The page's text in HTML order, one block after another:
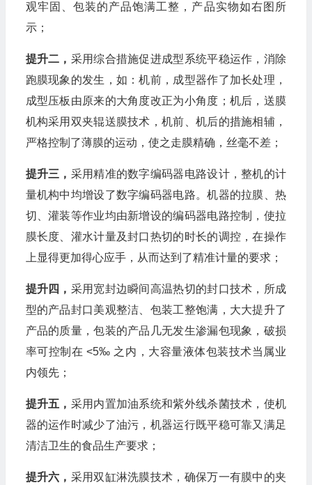
观牢固、包装的产品饱满工整，产品实物如右图所
示；
提升二， 采用综合措施促进成型系统平稳运作，消除
跑膜现象的发生，如：机前，成型器作了加长处理，
成型压板由原来的大角度改正为小角度；机后，送膜
机构采用双夹辊送膜技术，机前、机后的措施相辅，
严格控制了薄膜的运动，使之走膜精确，丝毫不差；
提升三， 采用精准的数字编码器电路设计，整机的计
量机构中均增设了数字编码器电路。机器的拉膜、热
切、灌装等作业均由新增设的编码器电路控制，使拉
膜长度、灌水计量及封口热切的时长的调控，在操作
上显得更加得心应手，从而达到了精准计量的要求；
提升四， 采用宽封边瞬间高温热切的封口技术，所成
型的产品封口美观整洁、包装工整饱满，大大提升了
产品的质量，包装的产品几无发生渗漏包现象，破损
率可控制在 <5‰ 之内，大容量液体包装技术当属业
内领先；
提升五， 采用内置加油系统和紫外线杀菌技术，使机
器的运作时减少了油污，机器运行既平稳可靠又满足
清洁卫生的食品生产要求；
提升六， 采用双缸淋洗膜技术，确保万一有膜中的夹